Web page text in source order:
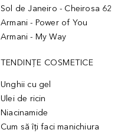
Sol de Janeiro - Cheirosa 62
Armani - Power of You
Armani - My Way
TENDINȚE COSMETICE
Unghii cu gel
Ulei de ricin
Niacinamide
Cum să îți faci manichiura